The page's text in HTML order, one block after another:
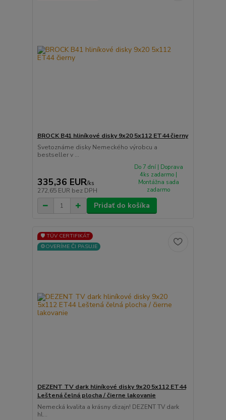
BROCK B41 hliníkové disky 9x20 5x112 ET44 čierny
Svetoznáme disky Nemeckého výrobcu a
bestseller v ...
335,36 EUR/ks
272,65 EUR bez DPH
Do 7 dní | Doprava
4ks zadarmo |
Montážna sada
zadarmo
Pridať do košíka
🛡️ TÜV CERTIFIKÁT
⚙️OVERÍME ČI PASUJE
DEZENT TV dark hliníkové disky 9x20 5x112 ET44
Leštená čelná plocha / čierne lakovanie
Nemecká kvalita a krásny dizajn! DEZENT TV dark
hl...